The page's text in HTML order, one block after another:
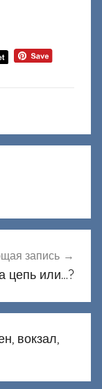
запись
цепь или…?
вокзал,